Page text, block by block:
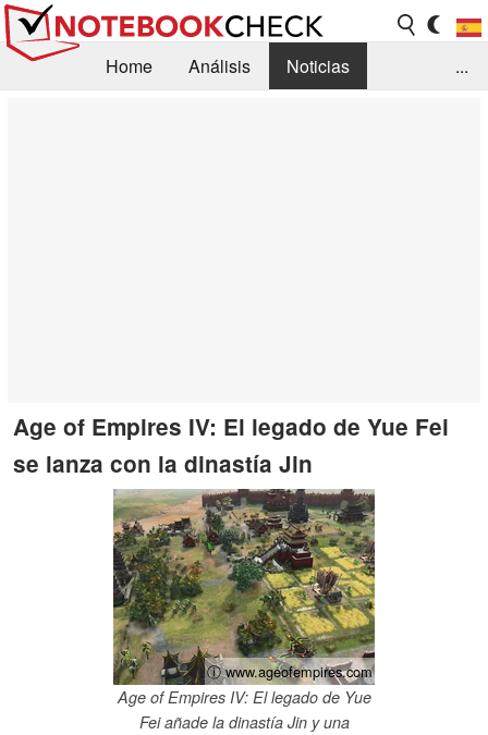
Home Análisis
Noticias
...
Age of Empires IV: El legado de Yue Fei
se lanza con la dinastía Jin
ⓘ www.ageofempires.com
Age of Empires IV: El legado de Yue
Fei añade la dinastía Jin y una